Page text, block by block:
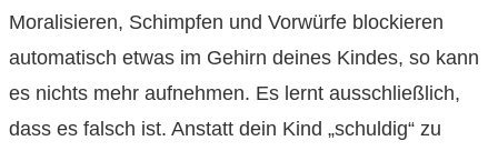
Moralisieren, Schimpfen und Vorwürfe blockieren
automatisch etwas im Gehirn deines Kindes, so kann
es nichts mehr aufnehmen. Es lernt ausschließlich,
dass es falsch ist. Anstatt dein Kind „schuldig“ zu